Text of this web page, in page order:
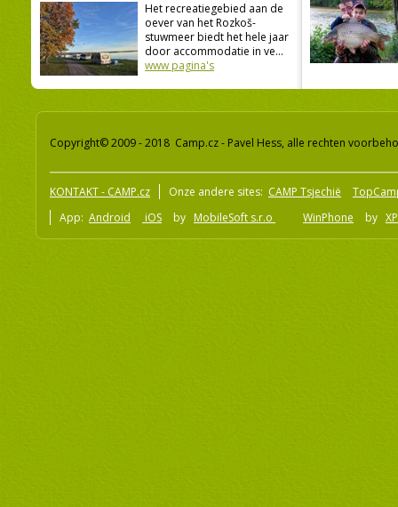
Het recreatiegebied aan de
oever van het Rozkoš-
stuwmeer biedt het hele jaar
door accommodatie in ve...
www pagina's
Copyright© 2009 - 2018 Camp.cz - Pavel Hess, alle rechten
KONTAKT - CAMP.cz Onze andere sites: CAMP Tsjechië
App: Android iOS by MobileSoft s.r.o WinPhone by